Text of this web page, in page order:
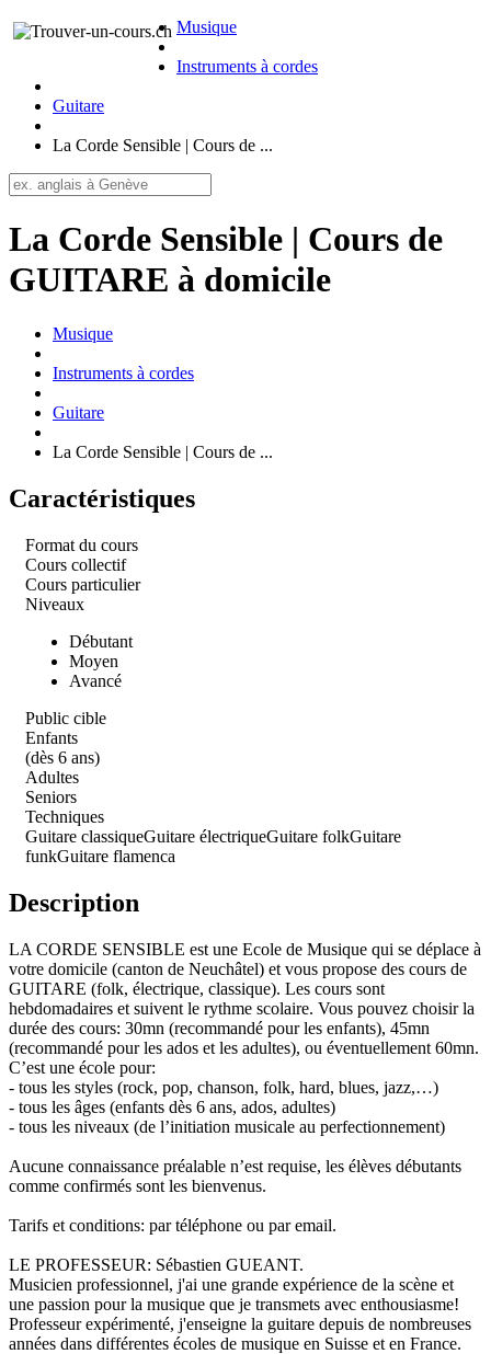
Musique
Instruments à cordes
Guitare
La Corde Sensible | Cours de ...
La Corde Sensible | Cours de
GUITARE à domicile
Musique
Instruments à cordes
Guitare
La Corde Sensible | Cours de ...
Caractéristiques
Format du cours
Cours collectif
Cours particulier
Niveaux
Débutant
Moyen
Avancé
Public cible
Enfants
(dès 6 ans)
Adultes
Seniors
Techniques
Guitare classiqueGuitare électriqueGuitare folkGuitare
funkGuitare flamenca
Description
LA CORDE SENSIBLE est une Ecole de Musique qui se déplace à
votre domicile (canton de Neuchâtel) et vous propose des cours de
GUITARE (folk, électrique, classique). Les cours sont
hebdomadaires et suivent le rythme scolaire. Vous pouvez choisir la
durée des cours: 30mn (recommandé pour les enfants), 45mn
(recommandé pour les ados et les adultes), ou éventuellement 60mn.
C’est une école pour:
- tous les styles (rock, pop, chanson, folk, hard, blues, jazz,…)
- tous les âges (enfants dès 6 ans, ados, adultes)
- tous les niveaux (de l’initiation musicale au perfectionnement)
Aucune connaissance préalable n’est requise, les élèves débutants
comme confirmés sont les bienvenus.
Tarifs et conditions: par téléphone ou par email.
LE PROFESSEUR: Sébastien GUEANT.
Musicien professionnel, j'ai une grande expérience de la scène et
une passion pour la musique que je transmets avec enthousiasme!
Professeur expérimenté, j'enseigne la guitare depuis de nombreuses
années dans différentes écoles de musique en Suisse et en France.